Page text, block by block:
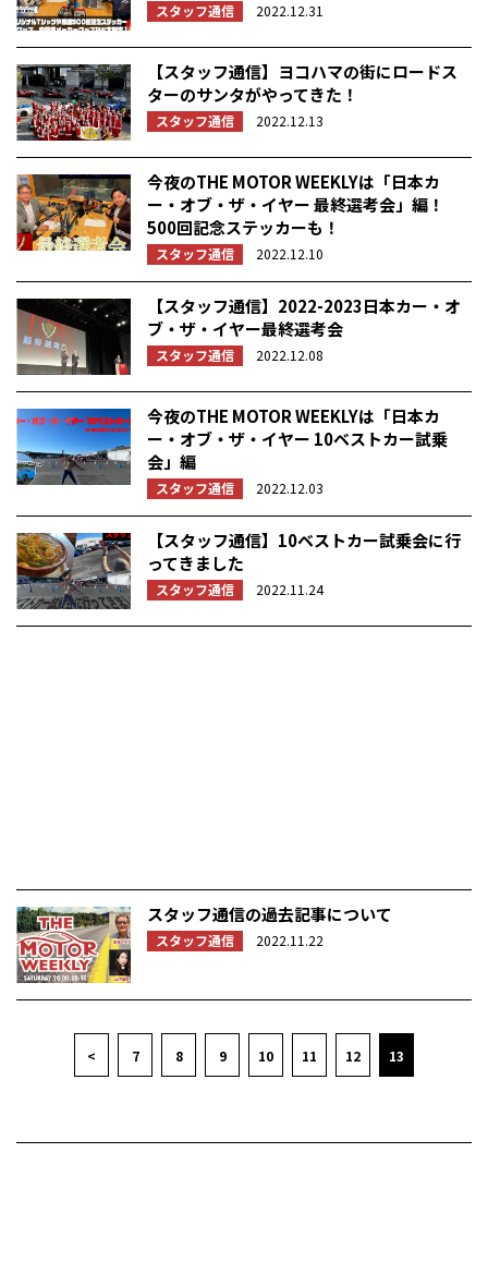
スタッフ通信 2022.12.31
【スタッフ通信】ヨコハマの街にロードス
ターのサンタがやってきた！
スタッフ通信 2022.12.13
今夜のTHE MOTOR WEEKLYは「日本カ
ー・オブ・ザ・イヤー 最終選考会」編！
500回記念ステッカーも！
スタッフ通信 2022.12.10
【スタッフ通信】2022-2023日本カー・オ
ブ・ザ・イヤー最終選考会
スタッフ通信 2022.12.08
今夜のTHE MOTOR WEEKLYは「日本カ
ー・オブ・ザ・イヤー 10ベストカー試乗
会」編
スタッフ通信 2022.12.03
【スタッフ通信】10ベストカー試乗会に行
ってきました
スタッフ通信 2022.11.24
スタッフ通信の過去記事について
スタッフ通信 2022.11.22
< 7 8 9 10 11 12 13